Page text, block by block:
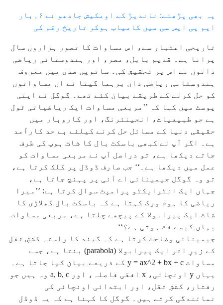
یہ بھی پڑھئے: ناندیڑ کے اومکیش جادھو نے ۶؍بار
ایم پی ایس سی میں کامیاب ہوکر تاریخ رقم کی
تاریخی اعتبار سے، اس مساوات کا تصور ہزاروں سال
پرانا ہے۔ قدیم بابل، مصر، اور ہندوستانی ریاضی
دانوں نے اس پر تحقیق کی۔ ساتویں صدی میں معروف
ہندوستانی ریاضی داں برہما گپتا نے ان مساواتوں
کو حل کرنے کے طریقے بیان کئے تھے۔ گوگل نے اپنی
پوسٹ میں کہا کہ ’’مربعی مساوات ایک ریاضیاتی ٹول
ہے جو طبیعیات، انجینئرنگ، اور کاروبار میں
حقیقی دنیا کے مسائل حل کرنے کیلئے بے حد کارآمد
ہے۔ اگر آپ نے کبھی باسکٹ بال کا شاٹ ہوپ کی طرف
جاتے دیکھا ہے، تو دراصل آپ نے مربعی مساوات کو
عمل میں دیکھا ہے۔‘‘ جب صارف ڈوڈل پر کلک کرتا ہے،
تو وہ گوگل جیمینائی اے آئی پر پہنچ جاتا ہے،
جہاں ایک انٹرایکٹو پرامپٹ سوال کرتا ہے: ’’میرا
ریاضی کا ہوم ورک کہتا ہے کہ باسکٹ بال کھلاڑی کا
شاٹ ایک پیرابولا کے پیچھے چلتا ہے، مربعی مساوات
یہاں کیسے فٹ ہوتی ہے؟‘‘
جیمینائی وضاحت کرتا ہے کہ گیند کا راستہ کششِ ثقل
کے زیرِ اثر ایک پیرابولا (parabola) بنتا ہے، جسے
مساوات y = ax^2 + bx + c کے ذریعے بیان کیا جاتا ہے۔
یہاں y اونچائی، x افقی فاصلہ، اور a, b, c وہ ہیں جو
رفتار، کششِ ثقل، اور ابتدائی اونچائی کی
نمائندگی کرتے ہیں۔ گوگل کا کہنا ہے کہ یہ ڈوڈل